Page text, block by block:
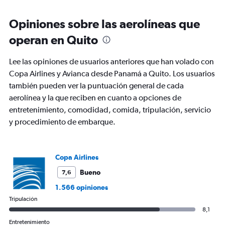
Range:
91
categories.
The
chart
1
Y
axis
displaying
values.
Range:
Opiniones sobre las aerolíneas que
operan en Quito
Lee las opiniones de usuarios anteriores que han volado con
Copa Airlines y Avianca desde Panamá a Quito. Los usuarios
también pueden ver la puntuación general de cada
aerolínea y la que reciben en cuanto a opciones de
entretenimiento, comodidad, comida, tripulación, servicio
y procedimiento de embarque.
Copa Airlines
7,6
Bueno
1.566 opiniones
Tripulación
8,1
Entretenimiento